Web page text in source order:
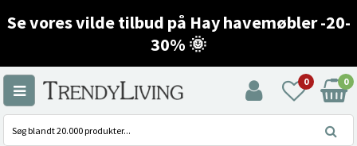
Se vores vilde tilbud på Hay havemøbler -20-
30% 🌞
0 0